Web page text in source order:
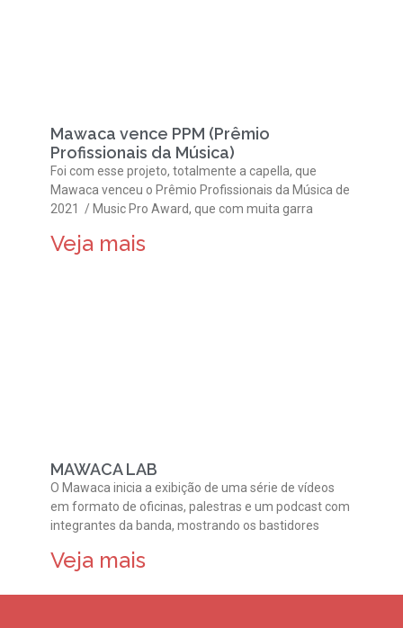
Mawaca vence PPM (Prêmio
Profissionais da Música)
Foi com esse projeto, totalmente a capella, que
Mawaca venceu o Prêmio Profissionais da Música de
2021 / Music Pro Award, que com muita garra
Veja mais
MAWACA LAB
O Mawaca inicia a exibição de uma série de vídeos
em formato de oficinas, palestras e um podcast com
integrantes da banda, mostrando os bastidores
Veja mais